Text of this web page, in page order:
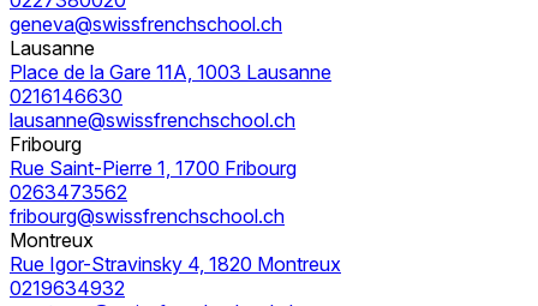
geneva@swissfrenchschool.ch
Lausanne
Place de la Gare 11A, 1003 Lausanne
0216146630
lausanne@swissfrenchschool.ch
Fribourg
Rue Saint-Pierre 1, 1700 Fribourg
0263473562
fribourg@swissfrenchschool.ch
Montreux
Rue Igor-Stravinsky 4, 1820 Montreux
0219634932